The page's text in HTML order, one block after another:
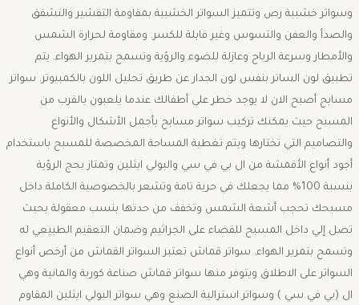
وسواتر خشبية رص وتتميز السواتر الخشبية بمقاومة التقشير والتشقق
والصدأ والعفن والتسوس وغير قابلة للكسر. ومقاومة لحرارة الشمس
والأمطار وسرعة الرياح وعازلة للضوء والرؤية وتسمح بتمرير الهواء. يتم
تطبيق لون الساتر بنفس لون الجدار عن طريق تحليل اللون بالكمبيوتر. سواتر
مسابح أصبح الان لا يوجد خطر على أطفالك عندما يلعبون بالقرب من
المسبح حيث يمكنك تركيب سواتر مسابح بأجمل الأشكال والأنواع
والتصاميم التي تختارها ويتم تغطية المساحة المخصصة للمسبح باستخدام
أجود أنواع الأقمشة من ال بي في سي والبولي ايثلين وتمتاز بحج الرؤية
بنسبة 100% مما يجعلك في حرية تامة وتشعر بالخصوصية الكاملة داخل
مسبحك تحجب أشعة الشمس وتخفف من حدتها بنسب معقولة بحيث
تصل إلي داخل المسبح للقضاء على الجراثيم وضمان التعقيم الطبيعي له
وتسمح بتمرير الهواء. سواتر قماش تعتبر السواتر القماش من أرخص أنواع
السواتر على الاطلاق ويتوفر منها سواتر قماش صناعة كورية والمانية وهي
ال (بي في سي ) وسواتر استرالية الصنع وهي سواتر البولي ايثلين المقاوم